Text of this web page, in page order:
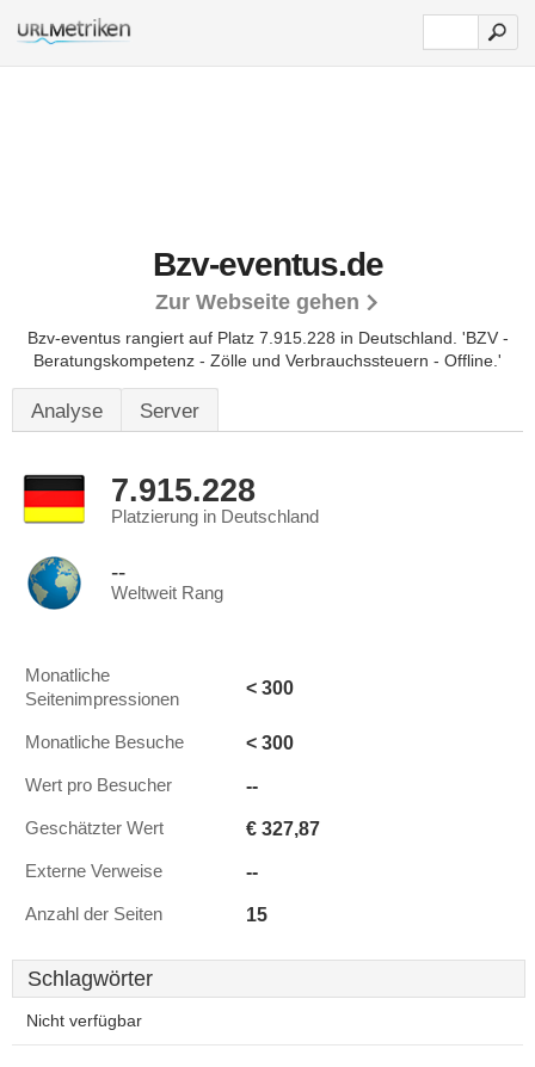
Bzv-eventus.de
Zur Webseite gehen
Bzv-eventus rangiert auf Platz 7.915.228 in Deutschland. 'BZV -
Beratungskompetenz - Zölle und Verbrauchssteuern - Offline.'
Analyse Server
7.915.228
Platzierung in Deutschland
--
Weltweit Rang
Monatliche
Seitenimpressionen
< 300
Monatliche Besuche < 300
Wert pro Besucher --
Geschätzter Wert € 327,87
Externe Verweise --
Anzahl der Seiten 15
Schlagwörter
Nicht verfügbar